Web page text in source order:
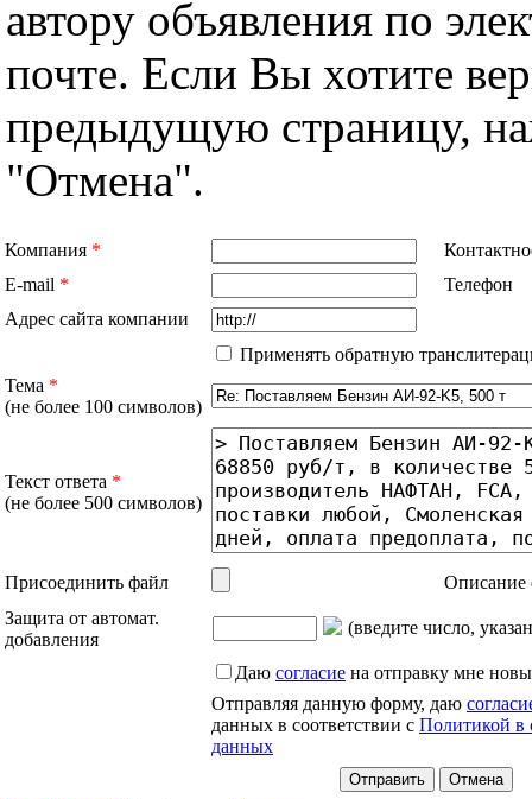
автору объявления по
почте. Если Вы хотите
предыдущую страницу,
"Отмена".
Компания *
E-mail *
Телефон
Адрес сайта компании
Применять обратную
Тема *
(не более 100 символов)
Текст ответа *
(не более 500 символов)
Присоединить файл
Описание
Защита от автомат.
добавления
(введите число,
Даю согласие на отправку мне
Отправляя данную форму, даю
данных в соответствии с Политикой в
данных